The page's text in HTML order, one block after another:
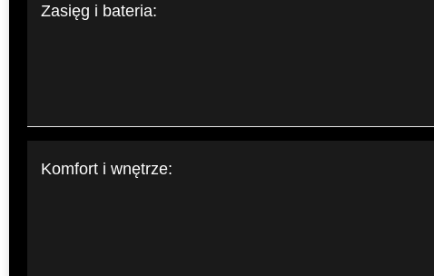
Zasięg i bateria:
Komfort i wnętrze: